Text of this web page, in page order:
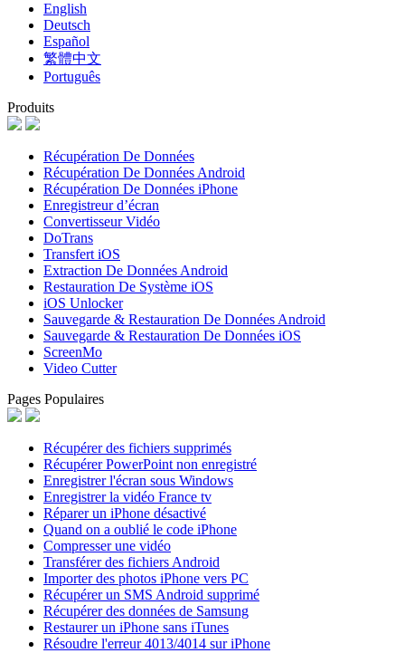
English
Deutsch
Español
繁體中文
Português
Produits
Récupération De Données
Récupération De Données Android
Récupération De Données iPhone
Enregistreur d’écran
Convertisseur Vidéo
DoTrans
Transfert iOS
Extraction De Données Android
Restauration De Système iOS
iOS Unlocker
Sauvegarde & Restauration De Données Android
Sauvegarde & Restauration De Données iOS
ScreenMo
Video Cutter
Pages Populaires
Récupérer des fichiers supprimés
Récupérer PowerPoint non enregistré
Enregistrer l'écran sous Windows
Enregistrer la vidéo France tv
Réparer un iPhone désactivé
Quand on a oublié le code iPhone
Compresser une vidéo
Transférer des fichiers Android
Importer des photos iPhone vers PC
Récupérer un SMS Android supprimé
Récupérer des données de Samsung
Restaurer un iPhone sans iTunes
Résoudre l'erreur 4013/4014 sur iPhone